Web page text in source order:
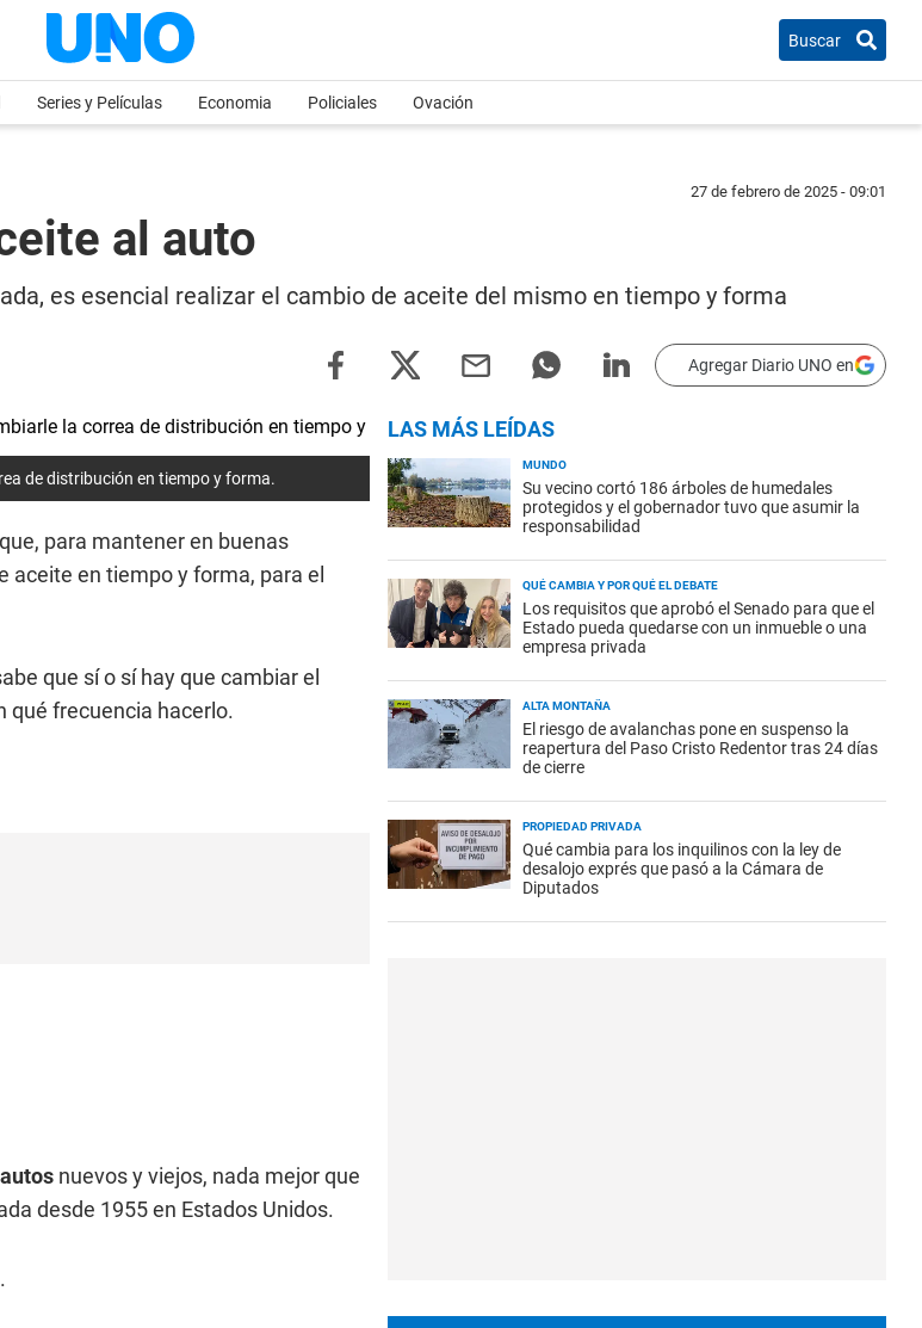
Buscar
Series y Películas Economia Policiales Ovación
27 de febrero de 2025 - 09:01
al auto
es esencial realizar el cambio de aceite del mismo en tiempo y forma
Agregar Diario UNO en
de distribución en tiempo y forma.
para mantener en buenas
aceite en tiempo y forma, para el
que sí o sí hay que cambiar el
qué frecuencia hacerlo.
autos nuevos y viejos, nada mejor que
desde 1955 en Estados Unidos.
LAS MÁS LEÍDAS
MUNDO
Su vecino cortó 186 árboles de humedales
protegidos y el gobernador tuvo que asumir la
responsabilidad
QUÉ CAMBIA Y POR QUÉ EL DEBATE
Los requisitos que aprobó el Senado para que el
Estado pueda quedarse con un inmueble o una
empresa privada
ALTA MONTAÑA
El riesgo de avalanchas pone en suspenso la
reapertura del Paso Cristo Redentor tras 24 días
de cierre
PROPIEDAD PRIVADA
Qué cambia para los inquilinos con la ley de
desalojo exprés que pasó a la Cámara de
Diputados